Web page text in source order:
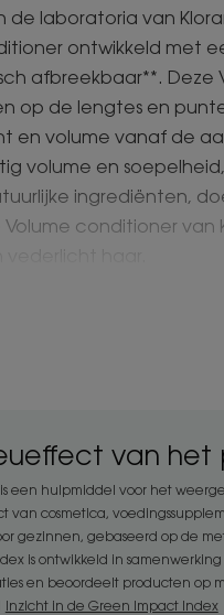
laboratoria van
ontwikkeld met
afbreekbaar**. Deze
op de lengtes en
en volume vanaf de
volume en
ingrediënten,
conditioner van
oorsprong.
301B.
combineert
van het haar te
licht wordt.
van
een hulpmiddel voor het
van cosmetica,
gezinnen, gebaseerd op de
is ontwikkeld in
en beoordeelt producten op
Inzicht in de Green Impact Index